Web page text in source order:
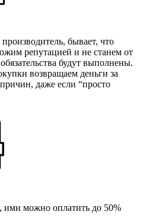
бывает, что
репутацией и не станем от
будут выполнены.
возвращаем деньги за
даже если “просто
ими можно оплатить до 50%